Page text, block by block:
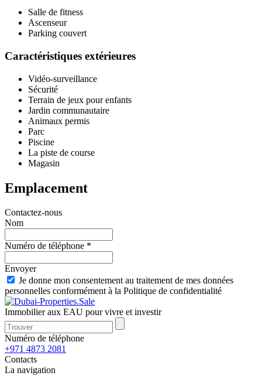
Salle de fitness
Ascenseur
Parking couvert
Caractéristiques extérieures
Vidéo-surveillance
Sécurité
Terrain de jeux pour enfants
Jardin communautaire
Animaux permis
Parc
Piscine
La piste de course
Magasin
Emplacement
Contactez-nous
Nom
Numéro de téléphone *
Envoyer
Je donne mon consentement au traitement de mes données
personnelles conformément à la Politique de confidentialité
Immobilier aux EAU pour vivre et investir
Numéro de téléphone
+971 4873 2081
Contacts
La navigation